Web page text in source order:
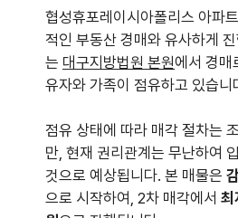
협성휴포레이시아폴리스 아파
적인 부동산 경매와 유사하게
는 대구지방법원 본원에서 경매
유자와 가족이 점유하고 있습니
점유 상태에 따라 매각 절차는
만, 현재 권리관계는 무난하여
것으로 예상됩니다. 본 매물은
으로 시작하여, 2차 매각에서